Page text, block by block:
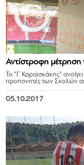
Αντίστροφη μέτρηση
Το “Γ. Καραϊσκάκης”
προπονητές των Σχολών
05.10.2017